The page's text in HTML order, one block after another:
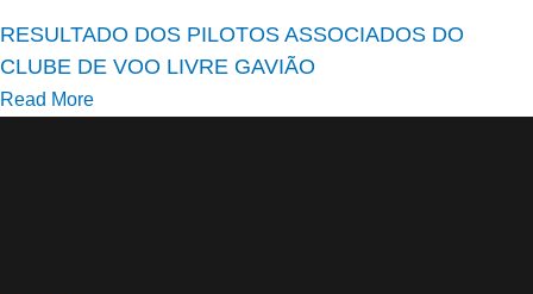
RESULTADO DOS PILOTOS ASSOCIADOS DO
CLUBE DE VOO LIVRE GAVIÃO
Read More